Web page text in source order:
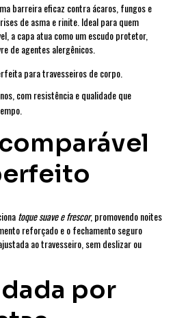
barreira eficaz contra ácaros, fungos e
de asma e rinite. Ideal para quem
a capa atua como um escudo protetor,
de agentes alergênicos.
para travesseiros de corpo.
com resistência e qualidade que
toque suave e frescor, promovendo noites
reforçado e o fechamento seguro
ao travesseiro, sem deslizar ou
por